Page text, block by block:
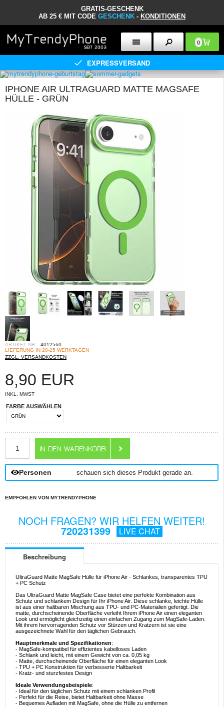
GRATIS-GESCHENK
AB 25 € MIT CODE GESCHENK - KONDITIONEN
0
EXPRESSVERSAND
IPHONE AIR ULTRAGUARD MATTE MAGSAFE
HÜLLE - GRÜN
ARTIKEL-NR.: 4012560
LIEFERUNG IN 20-25 WERKTAGEN
ZZGL. VERSANDKOSTEN
8,90 EUR
INKL. MWST
FARBE AUSWÄHLEN
Personen schauen sich dieses Produkt gerade an.
EMPFOHLEN VON MYTRENDYPHONE
NOCH FRAGEN? WIR HELFEN WEITER!
720231399 LIVE CHAT
Beschreibung
UltraGuard Matte MagSafe Hülle für iPhone Air - Schlankes, transparentes TPU
+ PC Schutz
Das UltraGuard Matte MagSafe Case bietet eine perfekte Kombination aus
Schutz und schlankem Design für Ihr iPhone Air. Diese schlanke, leichte Hülle
ist aus einer haltbaren Mischung aus TPU- und PC-Materialien gefertigt. Die
matte, durchscheinende Oberfläche verleiht Ihrem iPhone Air einen eleganten
Look und ermöglicht gleichzeitig einen einfachen Zugang zum MagSafe-Laden.
Mit ihrem hervorragenden Schutz vor Stürzen und Kratzern ist sie eine
ausgezeichnete Wahl für den täglichen Gebrauch.
Hauptmerkmale und Spezifikationen:
- MagSafe-kompatibel für effizientes kabelloses Laden
- Schlank und leicht, mit einem Gewicht von ca. 0,05 kg
- Matte, durchscheinende Oberfläche für einen eleganten Look
- TPU + PC Konstruktion für verbesserte Haltbarkeit
- Kratz- und sturzfestes Design
Ideale Verwendungsbeispiele:
- Ideal für den täglichen Schutz mit einem schlanken Profil
- Perfekt für die Reise, bietet Haltbarkeit ohne Masse
- Bequemes Aufladen mit MagSafe, ohne die Hülle zu entfernen